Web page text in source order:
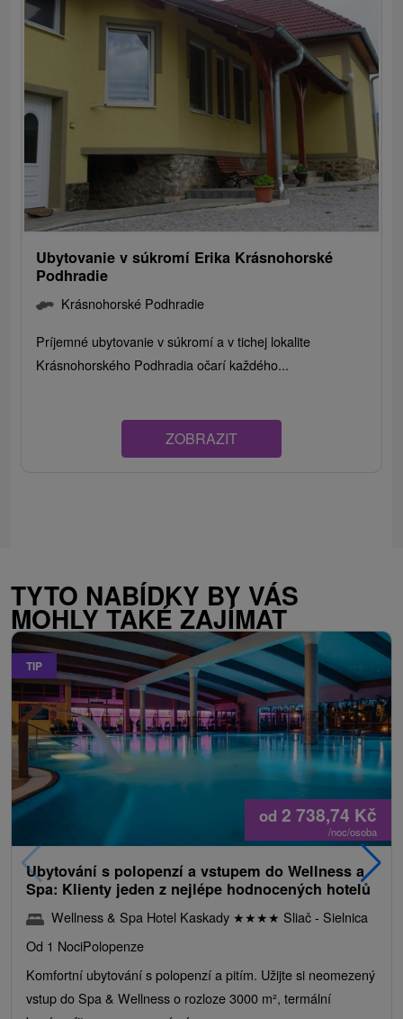
Ubytovanie v súkromí Erika Krásnohorské
Podhradie
Krásnohorské Podhradie
Príjemné ubytovanie v súkromí a v tichej lokalite
Krásnohorského Podhradia očarí každého...
ZOBRAZIT
TYTO NABÍDKY BY VÁS
MOHLY TAKÉ ZAJÍMAT
TIP
od 2 738,74 Kč
/noc/osoba
Ubytování s polopenzí a vstupem do Wellness a
Spa: Klienty jeden z nejlépe hodnocených hotelů
Wellness & Spa Hotel Kaskady ★★★★ Sliač - Sielnica
Od 1 NociPolopenze
Komfortní ubytování s polopenzí a pitím. Užijte si neomezený
vstup do Spa & Wellness o rozloze 3000 m², termální